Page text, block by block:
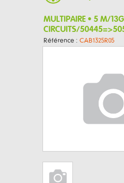
MULTIPAIRE • 5 M/
CIRCUITS/
Référence : CAB1325R05